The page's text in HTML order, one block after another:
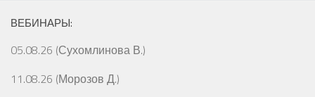
ВЕБИНАРЫ:
05.08.26 (Сухомлинова В.)
11.08.26 (Морозов Д.)